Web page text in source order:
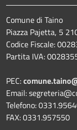
Comune di Taino
Piazza Pajetta, 5
Codice Fiscale:
Partita IVA:
PEC:
Email:
Telefono:
FAX: 0331.957550